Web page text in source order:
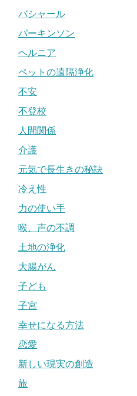
バシャール
パーキンソン
ヘルニア
ペットの遠隔浄化
不安
不登校
人間関係
介護
元気で長生きの秘訣
冷え性
力の使い手
喉、声の不調
土地の浄化
大腸がん
子ども
子宮
幸せになる方法
恋愛
新しい現実の創造
旅